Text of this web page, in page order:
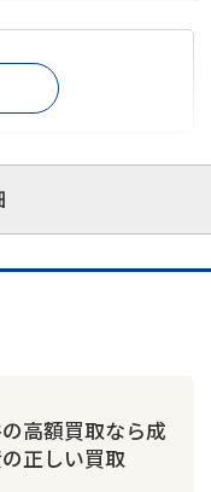
レスポンスが早い
高額買取なら成
正しい買取